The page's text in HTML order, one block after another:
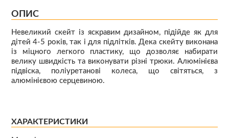
ОПИС
Невеликий скейт із яскравим дизайном, підійде як для
дітей 4-5 років, так і для підлітків. Дека скейту виконана
із міцного легкого пластику, що дозволяє набирати
велику швидкість та виконувати різні трюки. Алюмінієва
підвіска, поліуретанові колеса, що світяться, з
алюмінієвою серцевиною.
ХАРАКТЕРИСТИКИ